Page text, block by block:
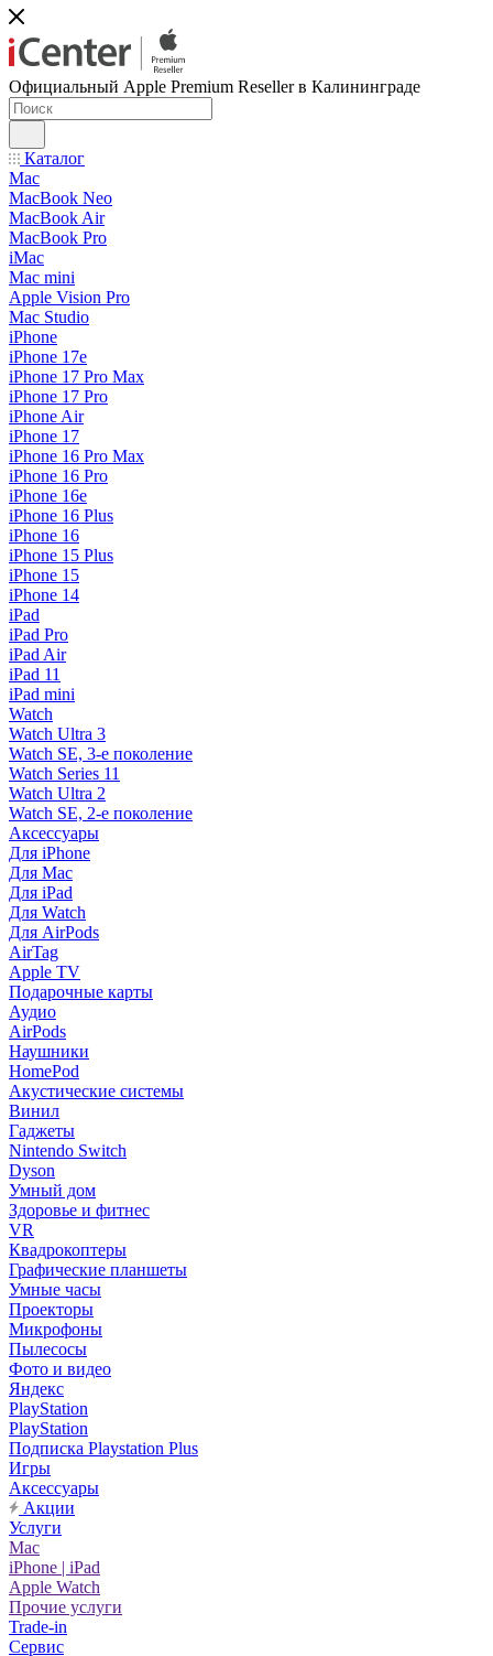
Официальный Apple Premium Reseller в Калининграде
Каталог
Mac
MacBook Neo
MacBook Air
MacBook Pro
iMac
Mac mini
Apple Vision Pro
Mac Studio
iPhone
iPhone 17e
iPhone 17 Pro Max
iPhone 17 Pro
iPhone Air
iPhone 17
iPhone 16 Pro Max
iPhone 16 Pro
iPhone 16e
iPhone 16 Plus
iPhone 16
iPhone 15 Plus
iPhone 15
iPhone 14
iPad
iPad Pro
iPad Air
iPad 11
iPad mini
Watch
Watch Ultra 3
Watch SE, 3-е поколение
Watch Series 11
Watch Ultra 2
Watch SE, 2-е поколение
Аксессуары
Для iPhone
Для Mac
Для iPad
Для Watch
Для AirPods
AirTag
Apple TV
Подарочные карты
Аудио
AirPods
Наушники
HomePod
Акустические системы
Винил
Гаджеты
Nintendo Switch
Dyson
Умный дом
Здоровье и фитнес
VR
Квадрокоптеры
Графические планшеты
Умные часы
Проекторы
Микрофоны
Пылесосы
Фото и видео
Яндекс
PlayStation
PlayStation
Подписка Playstation Plus
Игры
Аксессуары
Акции
Услуги
Mac
iPhone | iPad
Apple Watch
Прочие услуги
Trade-in
Сервис